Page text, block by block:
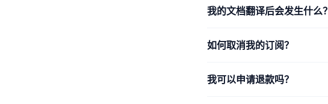
我的文档翻译后会发生什么？
如何取消我的订阅？
我可以申请退款吗？